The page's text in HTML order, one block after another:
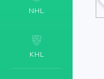
NHL
KHL